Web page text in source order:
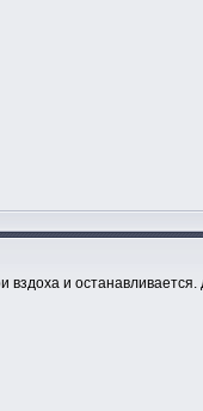
и останавливается.